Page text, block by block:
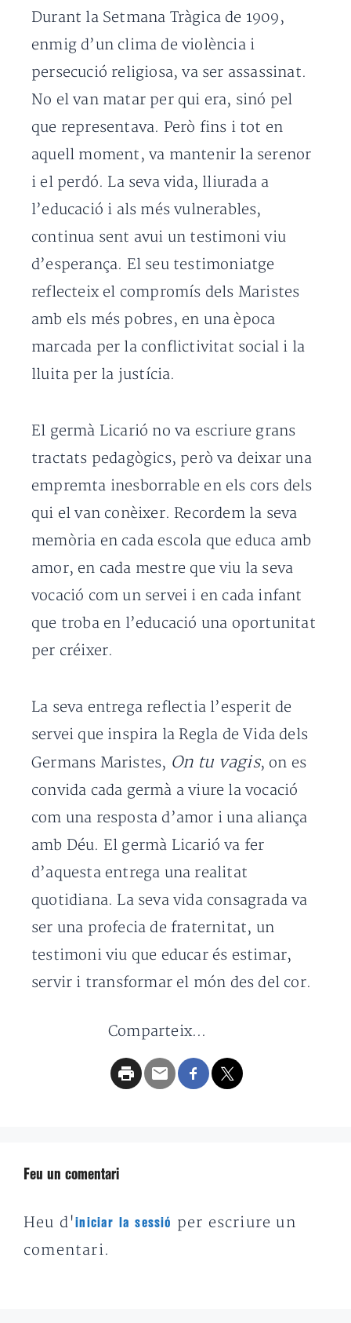
Durant la Setmana Tràgica de 1909,
enmig d’un clima de violència i
persecució religiosa, va ser assassinat.
No el van matar per qui era, sinó pel
que representava. Però fins i tot en
aquell moment, va mantenir la serenor
i el perdó. La seva vida, lliurada a
l’educació i als més vulnerables,
continua sent avui un testimoni viu
d’esperança. El seu testimoniatge
reflecteix el compromís dels Maristes
amb els més pobres, en una època
marcada per la conflictivitat social i la
lluita per la justícia.
El germà Licarió no va escriure grans
tractats pedagògics, però va deixar una
empremta inesborrable en els cors dels
qui el van conèixer. Recordem la seva
memòria en cada escola que educa amb
amor, en cada mestre que viu la seva
vocació com un servei i en cada infant
que troba en l’educació una oportunitat
per créixer.
La seva entrega reflectia l’esperit de
servei que inspira la Regla de Vida dels
Germans Maristes, On tu vagis, on es
convida cada germà a viure la vocació
com una resposta d’amor i una aliança
amb Déu. El germà Licarió va fer
d’aquesta entrega una realitat
quotidiana. La seva vida consagrada va
ser una profecia de fraternitat, un
testimoni viu que educar és estimar,
servir i transformar el món des del cor.
Comparteix...
Feu un comentari
Heu d'iniciar la sessió
per escriure un
comentari.